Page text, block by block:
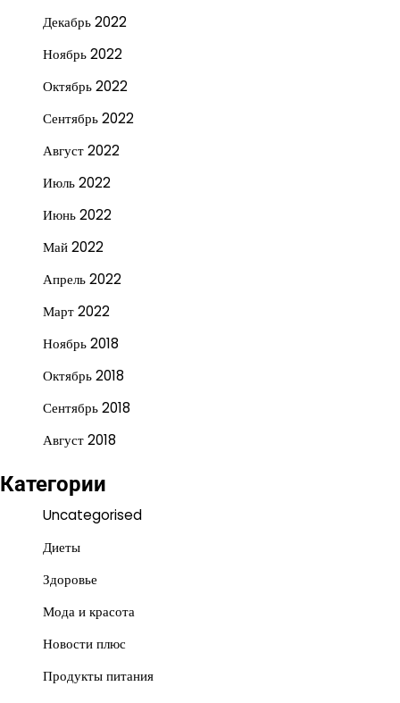
Декабрь 2022
Ноябрь 2022
Октябрь 2022
Сентябрь 2022
Август 2022
Июль 2022
Июнь 2022
Май 2022
Апрель 2022
Март 2022
Ноябрь 2018
Октябрь 2018
Сентябрь 2018
Август 2018
Категории
Uncategorised
Диеты
Здоровье
Мода и красота
Новости плюс
Продукты питания